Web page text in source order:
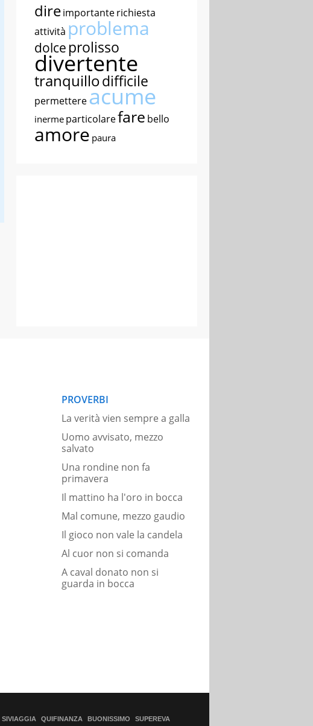
direimportanterichiesta
attività problema
dolce prolisso
divertente
tranquillodifficile
permettereacume
inerme particolarefare bello
amore paura
PROVERBI
La verità vien sempre a galla
Uomo avvisato, mezzo
salvato
Una rondine non fa
primavera
Il mattino ha l'oro in bocca
Mal comune, mezzo gaudio
Il gioco non vale la candela
Al cuor non si comanda
A caval donato non si
guarda in bocca
SIVIAGGIA QUIFINANZA BUONISSIMO SUPEREVA